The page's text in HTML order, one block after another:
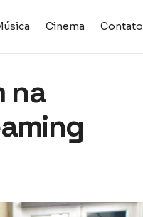
Cinema Contato
na